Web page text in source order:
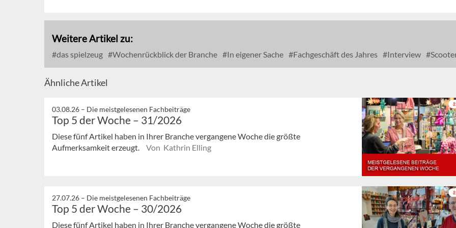
Weitere Artikel zu:
das spielzeug Wochenrückblick der Branche In eigener Sache Fachgeschäft des Jahres Interview
Ähnliche Artikel
03.08.26 – Die meistgelesenen Fachbeiträge
Top 5 der Woche – 31/2026
Diese fünf Artikel haben in Ihrer Branche vergangene Woche die größte
Aufmerksamkeit erzeugt.
Von Kathrin Elling
27.07.26 – Die meistgelesenen Fachbeiträge
Top 5 der Woche – 30/2026
Diese fünf Artikel haben in Ihrer Branche vergangene Woche die größte